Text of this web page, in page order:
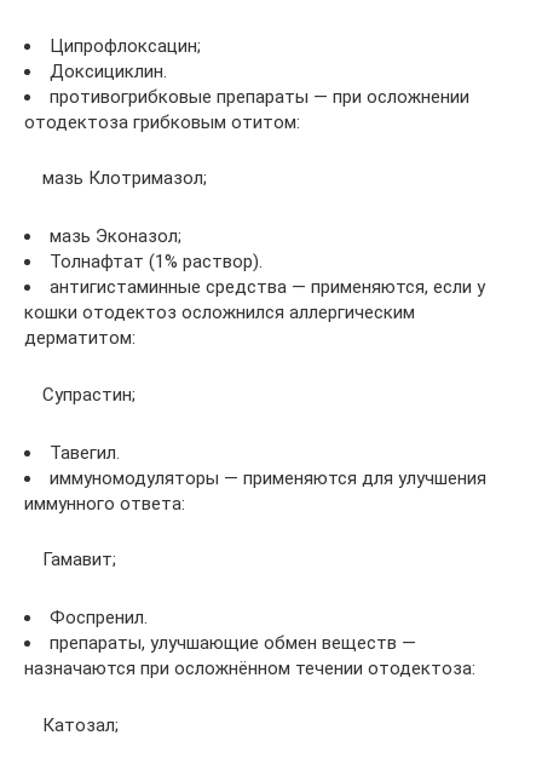
Ципрофлоксацин;
Доксициклин.
противогрибковые препараты — при осложнении
отодектоза грибковым отитом:
мазь Клотримазол;
мазь Эконазол;
Толнафтат (1% раствор).
антигистаминные средства — применяются, если у
кошки отодектоз осложнился аллергическим
дерматитом:
Супрастин;
Тавегил.
иммуномодуляторы — применяются для улучшения
иммунного ответа:
Гамавит;
Фоспренил.
препараты, улучшающие обмен веществ —
назначаются при осложнённом течении отодектоза:
Катозал;